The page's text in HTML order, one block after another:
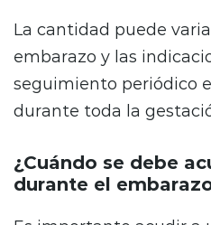
La cantidad puede
embarazo y las
seguimiento periódico
durante toda la
¿Cuándo se debe
durante el